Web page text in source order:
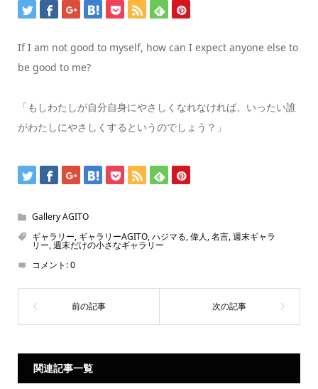
If I am not good to myself, how can I expect anyone else to
be good to me?
「もしわたしが自分自身にやさしくなれなければ、いったい誰
がわたしにやさしくするというのでしょう？」
Gallery AGITO
ギャラリー, ギャラリーAGITO,ハジマる,偉人,名言,週末ギャラ
リー,週末だけの小さなギャラリー
コメント:0
関連記事一覧